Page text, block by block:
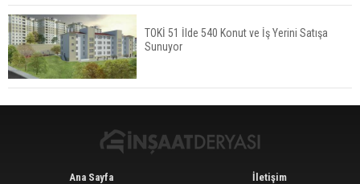
İstanbul'da 15 Bin Kiralık Sosyal Konut Eylülde
Kiraya Verilecek
TOKİ 51 İlde 540 Konut ve İş Yerini Satışa
Sunuyor
Ana Sayfa
İletişim